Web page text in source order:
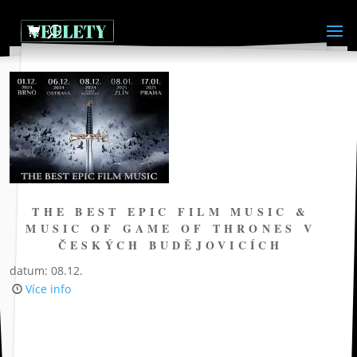
THE BEST EPIC FILM MUSIC &
MUSIC OF GAME OF THRONES V
ČESKÝCH BUDĚJOVICÍCH
datum: 08.12.
Více info